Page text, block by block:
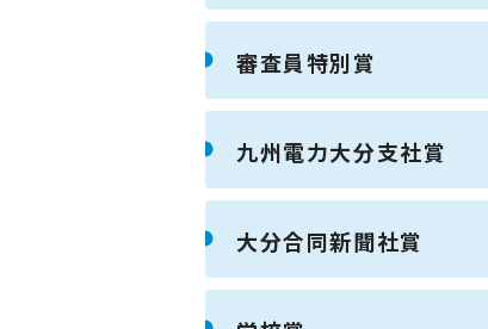
審査員特別賞
九州電力大分支社賞
大分合同新聞社賞